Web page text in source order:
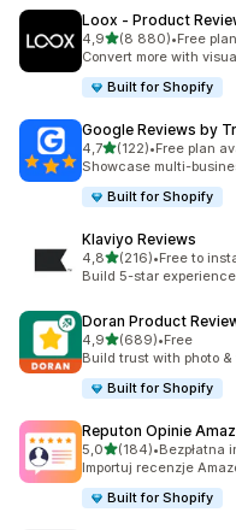
Loox ‑ Product
4,9na 5 gwiazdek
(8 880)
Łączna liczba•Free
Convert more with
Built for Shopify
Google Reviews by
4,7na 5 gwiazdek
(122)
Łączna liczba recenzji:
•Free plan
Showcase multi-
Built for Shopify
Klaviyo Reviews
4,8na 5 gwiazdek
(216)
Łączna liczba recenzji:
•Free to
Build 5-star
Doran Product
4,9na 5 gwiazdek
(689)
Łączna liczba recenzji:
•Free
Build trust with photo
Built for Shopify
Reputon Opinie
5,0na 5 gwiazdek
(184)
Łączna liczba recenzji:
•Bezpłatna
Importuj recenzje
Built for Shopify